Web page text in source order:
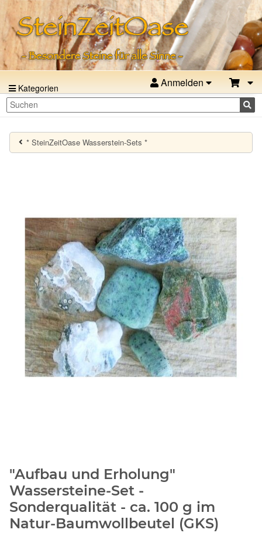
Kategorien Anmelden
* SteinZeitOase Wasserstein-Sets *
"Aufbau und Erholung"
Wassersteine-Set -
Sonderqualität - ca. 100 g im
Natur-Baumwollbeutel (GKS)